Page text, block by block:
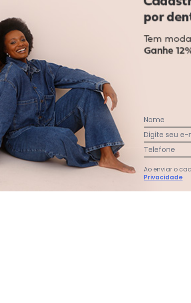
Ver todas as avaliações
Nome
Digite seu e-
Telefone
Ao enviar o
Privacidade